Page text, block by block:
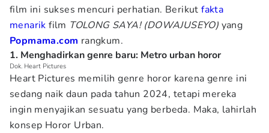
film ini sukses mencuri perhatian. Berikutfakta
menarik film TOLONG SAYA! (DOWAJUSEYO) yang
Popmama.com rangkum.
1. Menghadirkan genre baru: Metro urban horor
Dok. Heart Pictures
Heart Pictures memilih genre horor karena genre ini
sedang naik daun pada tahun 2024, tetapi mereka
ingin menyajikan sesuatu yang berbeda. Maka, lahirlah
konsep Horor Urban.